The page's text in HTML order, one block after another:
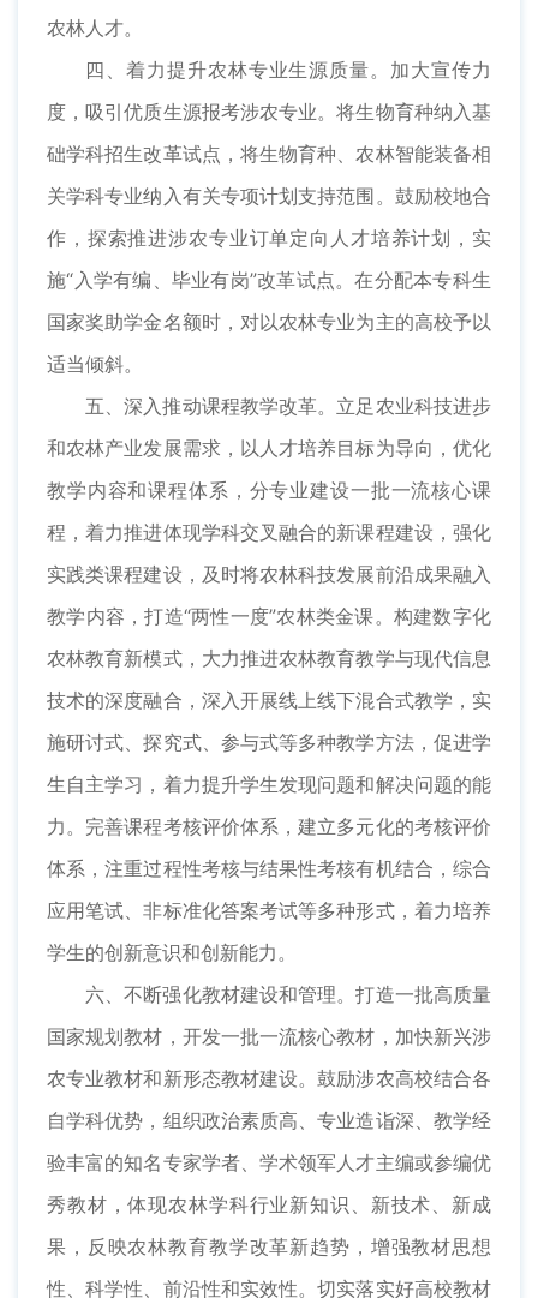
农林人才。
四、着力提升农林专业生源质量。加大宣传力
度，吸引优质生源报考涉农专业。将生物育种纳入基
础学科招生改革试点，将生物育种、农林智能装备相
关学科专业纳入有关专项计划支持范围。鼓励校地合
作，探索推进涉农专业订单定向人才培养计划，实
施“入学有编、毕业有岗”改革试点。在分配本专科生
国家奖助学金名额时，对以农林专业为主的高校予以
适当倾斜。
五、深入推动课程教学改革。立足农业科技进步
和农林产业发展需求，以人才培养目标为导向，优化
教学内容和课程体系，分专业建设一批一流核心课
程，着力推进体现学科交叉融合的新课程建设，强化
实践类课程建设，及时将农林科技发展前沿成果融入
教学内容，打造“两性一度”农林类金课。构建数字化
农林教育新模式，大力推进农林教育教学与现代信息
技术的深度融合，深入开展线上线下混合式教学，实
施研讨式、探究式、参与式等多种教学方法，促进学
生自主学习，着力提升学生发现问题和解决问题的能
力。完善课程考核评价体系，建立多元化的考核评价
体系，注重过程性考核与结果性考核有机结合，综合
应用笔试、非标准化答案考试等多种形式，着力培养
学生的创新意识和创新能力。
六、不断强化教材建设和管理。打造一批高质量
国家规划教材，开发一批一流核心教材，加快新兴涉
农专业教材和新形态教材建设。鼓励涉农高校结合各
自学科优势，组织政治素质高、专业造诣深、教学经
验丰富的知名专家学者、学术领军人才主编或参编优
秀教材，体现农林学科行业新知识、新技术、新成
果，反映农林教育教学改革新趋势，增强教材思想
性、科学性、前沿性和实效性。切实落实好高校教材